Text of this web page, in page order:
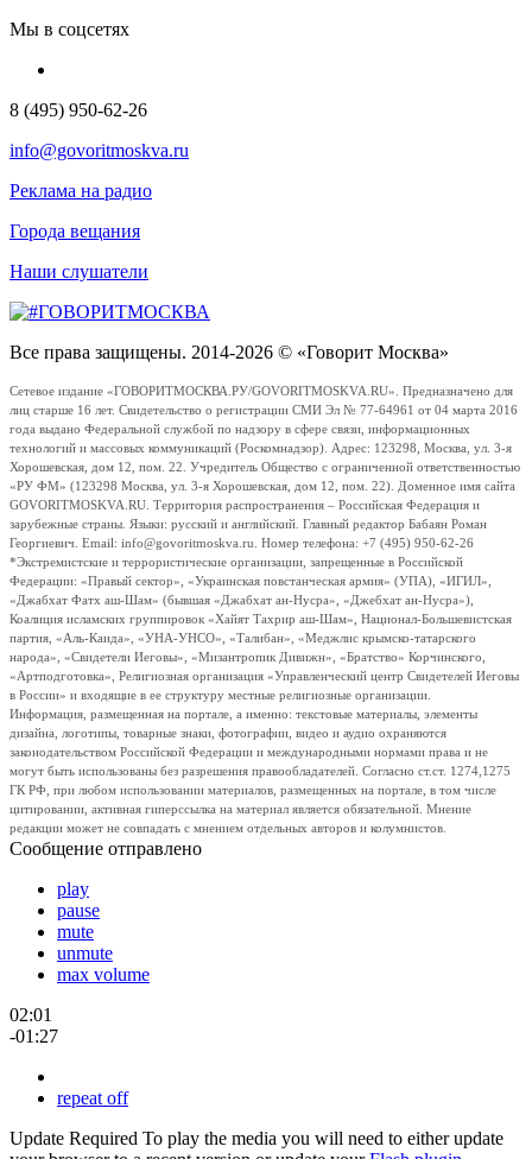
Мы в соцсетях
8 (495) 950-62-26
info@govoritmoskva.ru
Реклама на радио
Города вещания
Наши слушатели
Все права защищены. 2014-2026 © «Говорит Москва»
Сетевое издание «ГОВОРИТМОСКВА.РУ/GOVORITMOSKVA.RU». Предназначено для
лиц старше 16 лет. Свидетельство о регистрации СМИ Эл № 77-64961 от 04 марта 2016
года выдано Федеральной службой по надзору в сфере связи, информационных
технологий и массовых коммуникаций (Роскомнадзор). Адрес: 123298, Москва, ул. 3-я
Хорошевская, дом 12, пом. 22. Учредитель Общество с ограниченной ответственностью
«РУ ФМ» (123298 Москва, ул. 3-я Хорошевская, дом 12, пом. 22). Доменное имя сайта
GOVORITMOSKVA.RU. Территория распространения – Российская Федерация и
зарубежные страны. Языки: русский и английский. Главный редактор Бабаян Роман
Георгиевич. Email: info@govoritmoskva.ru. Номер телефона: +7 (495) 950-62-26
*Экстремистские и террористические организации, запрещенные в Российской
Федерации: «Правый сектор», «Украинская повстанческая армия» (УПА), «ИГИЛ»,
«Джабхат Фатх аш-Шам» (бывшая «Джабхат ан-Нусра», «Джебхат ан-Нусра»),
Коалиция исламских группировок «Хайят Тахрир аш-Шам», Национал-Большевистская
партия, «Аль-Каида», «УНА-УНСО», «Талибан», «Меджлис крымско-татарского
народа», «Свидетели Иеговы», «Мизантропик Дивижн», «Братство» Корчинского,
«Артподготовка», Религиозная организация «Управленческий центр Свидетелей Иеговы
в России» и входящие в ее структуру местные религиозные организации.
Информация, размещенная на портале, а именно: текстовые материалы, элементы
дизайна, логотипы, товарные знаки, фотографии, видео и аудио охраняются
законодательством Российской Федерации и международными нормами права и не
могут быть использованы без разрешения правообладателей. Согласно ст.ст. 1274,1275
ГК РФ, при любом использовании материалов, размещенных на портале, в том числе
цитировании, активная гиперссылка на материал является обязательной. Мнение
редакции может не совпадать с мнением отдельных авторов и колумнистов.
Сообщение отправлено
play
pause
mute
unmute
max volume
02:01
-01:27
repeat off
Update Required To play the media you will need to either update